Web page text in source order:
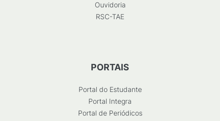
Ouvidoria
RSC-TAE
PORTAIS
Portal do Estudante
Portal Integra
Portal de Periódicos